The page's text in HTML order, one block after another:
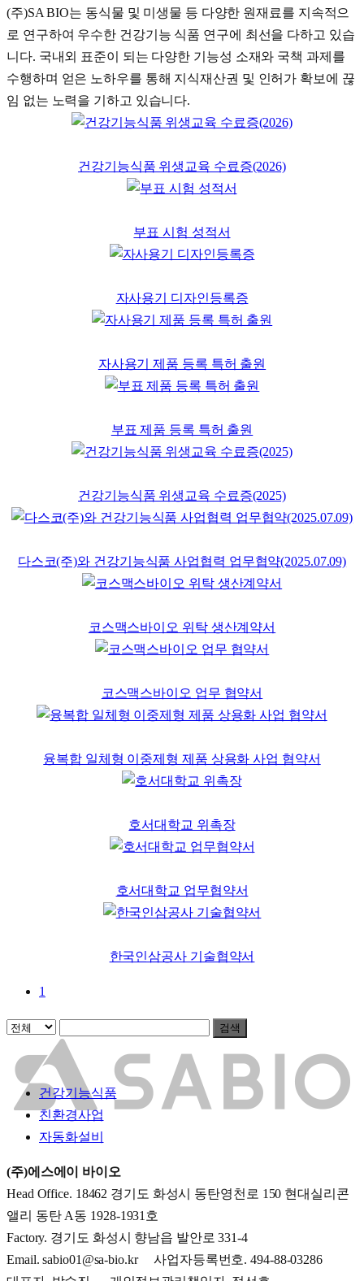
(주)SA BIO는 동식물 및 미생물 등 다양한 원재료를 지속적으
로 연구하여 우수한 건강기능 식품 연구에 최선을 다하고 있습
니다. 국내외 표준이 되는 다양한 기능성 소재와 국책 과제를
수행하며 얻은 노하우를 통해 지식재산권 및 인허가 확보에 끊
임 없는 노력을 기하고 있습니다.
건강기능식품 위생교육 수료증(2026)
부표 시험 성적서
자사용기 디자인등록증
자사용기 제품 등록 특허 출원
부표 제품 등록 특허 출원
건강기능식품 위생교육 수료증(2025)
다스코(주)와 건강기능식품 사업협력 업무협약(2025.07.09)
코스맥스바이오 위탁 생산계약서
코스맥스바이오 업무 협약서
융복합 일체형 이중제형 제품 상용화 사업 협약서
호서대학교 위촉장
호서대학교 업무협약서
한국인삼공사 기술협약서
1
검색
Menu
건강기능식품
친환경사업
자동화설비
(주)에스에이 바이오
Head Office. 18462 경기도 화성시 동탄영천로 150 현대실리콘
앨리 동탄 A동 1928-1931호
Factory. 경기도 화성시 향남읍 발안로 331-4
Email. sabio01@sa-bio.kr 사업자등록번호. 494-88-03286